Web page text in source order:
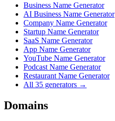
Business Name Generator
AI Business Name Generator
Company Name Generator
Startup Name Generator
SaaS Name Generator
App Name Generator
YouTube Name Generator
Podcast Name Generator
Restaurant Name Generator
All 35 generators →
Domains